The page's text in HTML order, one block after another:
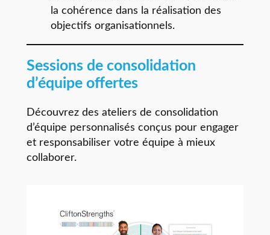
la cohérence dans la réalisation des
objectifs organisationnels.
Sessions de consolidation
d’équipe offertes
Découvrez des ateliers de consolidation
d’équipe personnalisés conçus pour engager
et responsabiliser votre équipe à mieux
collaborer.